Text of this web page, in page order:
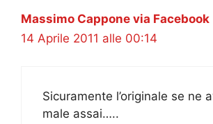
Massimo Cappone via Facebook
14 Aprile 2011 alle 00:14
Sicuramente l’originale se ne
male assai…..